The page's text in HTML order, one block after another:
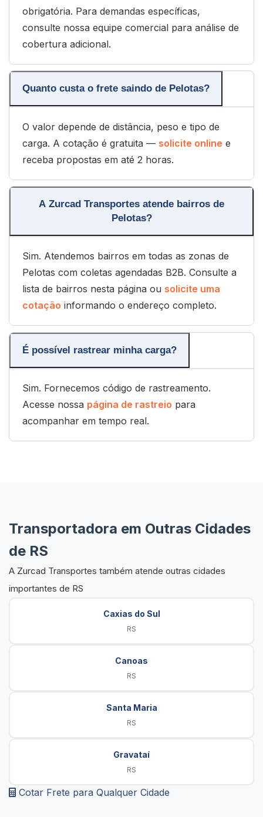
obrigatória. Para demandas específicas,
consulte nossa equipe comercial para análise de
cobertura adicional.
Quanto custa o frete saindo de Pelotas?
O valor depende de distância, peso e tipo de
carga. A cotação é gratuita — solicite online e
receba propostas em até 2 horas.
A Zurcad Transportes atende bairros de
Pelotas?
Sim. Atendemos bairros em todas as zonas de
Pelotas com coletas agendadas B2B. Consulte a
lista de bairros nesta página ou solicite uma
cotação informando o endereço completo.
É possível rastrear minha carga?
Sim. Fornecemos código de rastreamento.
Acesse nossa página de rastreio para
acompanhar em tempo real.
Transportadora em Outras Cidades
de RS
A Zurcad Transportes também atende outras cidades
importantes de RS
Caxias do Sul
RS
Canoas
RS
Santa Maria
RS
Gravataí
RS
Cotar Frete para Qualquer Cidade